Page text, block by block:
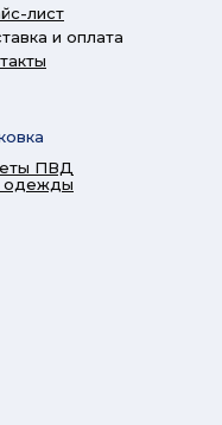
лист
и оплата
ПВД
одежды